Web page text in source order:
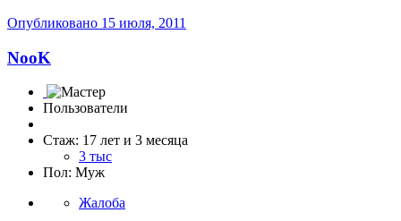
Опубликовано 15 июля, 2011
NooK
Пользователи
Стаж: 17 лет и 3 месяца
3 тыс
Пол: Муж
Жалоба